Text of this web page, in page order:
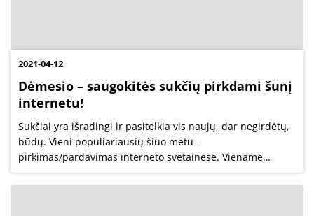
2021-04-12
Dėmesio – saugokitės sukčių pirkdami šunį
internetu!
Sukčiai yra išradingi ir pasitelkia vis naujų, dar negirdėtų,
būdų. Vieni populiariausių šiuo metu –
pirkimas/pardavimas interneto svetainėse. Viename
populiariausių skelbimų portalų (www.skelbiu.lt)
parduodami įvairūs buities daiktai, tuo tarpu...